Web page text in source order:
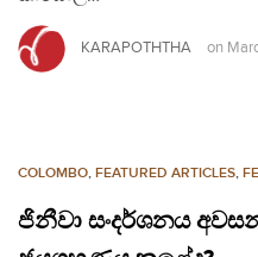
KARAPOTHTHA on
COLOMBO, FEATURED ARTICLES,
ජිනීවා සංදර්ශනය